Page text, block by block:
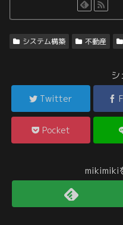
システム構築 不動産
シ
Twitter
Pocket
mikimiki